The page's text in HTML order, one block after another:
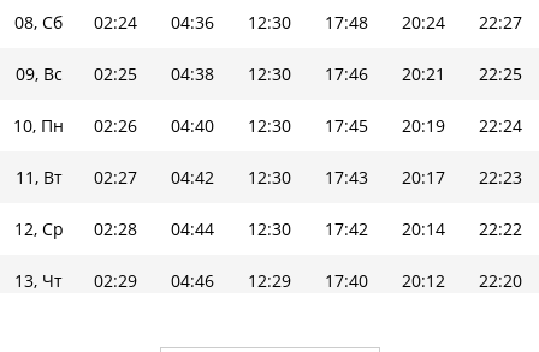
08, Сб 02:24 04:36 12:30 17:48 20:24 22:27
09, Вс 02:25 04:38 12:30 17:46 20:21 22:25
10, Пн 02:26 04:40 12:30 17:45 20:19 22:24
11, Вт 02:27 04:42 12:30 17:43 20:17 22:23
12, Ср 02:28 04:44 12:30 17:42 20:14 22:22
13, Чт 02:29 04:46 12:29 17:40 20:12 22:20